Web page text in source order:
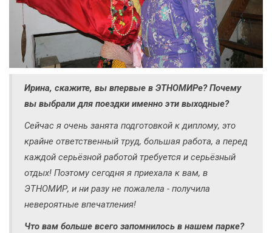
Ирина, скажите, вы впервые в ЭТНОМИРе? Почему
вы выбрали для поездки именно эти выходные?
Сейчас я очень занята подготовкой к диплому, это
крайне ответственный труд, большая работа, а перед
каждой серьёзной работой требуется и серьёзный
отдых! Поэтому сегодня я приехала к вам, в
ЭТНОМИР, и ни разу не пожалела - получила
невероятные впечатления!
Что вам больше всего запомнилось в нашем парке?